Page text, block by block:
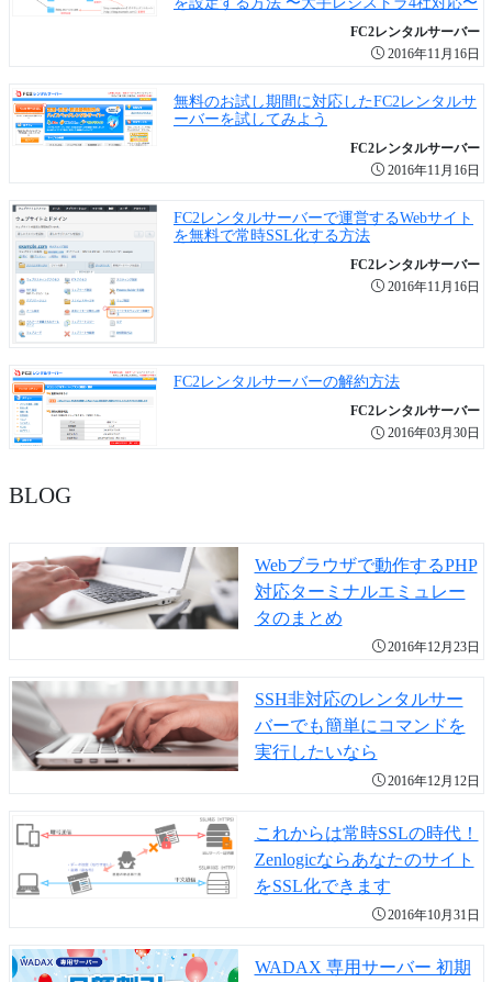
FC2レンタルサーバー
2016年11月16日
無料のお試し期間に対応したFC2レンタルサ
ーバーを試してみよう
FC2レンタルサーバー
2016年11月16日
FC2レンタルサーバーで運営するWebサイト
を無料で常時SSL化する方法
FC2レンタルサーバー
2016年11月16日
FC2レンタルサーバーの解約方法
FC2レンタルサーバー
2016年03月30日
BLOG
Webブラウザで動作するPHP
対応ターミナルエミュレー
タのまとめ
2016年12月23日
SSH非対応のレンタルサー
バーでも簡単にコマンドを
実行したいなら
2016年12月12日
これからは常時SSLの時代！
Zenlogicならあなたのサイト
をSSL化できます
2016年10月31日
WADAX 専用サーバー 初期